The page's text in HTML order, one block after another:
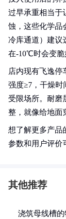
过早承重相当于
蚀，这些化学品
冷库通道）建议
在-10℃时会变脆
店内现有飞逸停
强度≥7，干燥时
受限场所。耐磨
整，就像给地面
想了解更多产品
参数和用户评价
其他推荐
浇筑母线槽